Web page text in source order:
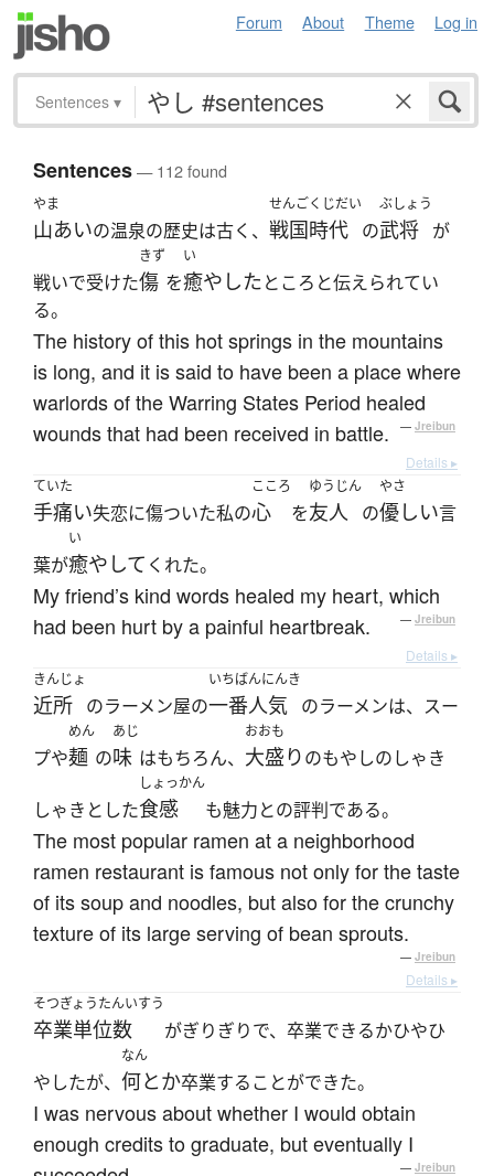
Forum About Theme Log in
Sentences ▾
Sentences— 112 found
やま
山あいの温泉の歴史は古く、
せんごくじだい
戦国時代 の
ぶしょう
武将 が
戦いで受けた
きず
傷 を
い
癒やしたところと伝えられてい
る。
The history of this hot springs in the mountains
is long, and it is said to have been a place where
warlords of the Warring States Period healed
wounds that had been received in battle.
— Jreibun
Details ▸
ていた
手痛い失恋に傷ついた私の
こころ
心 を
ゆうじん
友人 の
やさ
優しい言
葉が
い
癒やして くれた。
My friend’s kind words healed my heart, which
had been hurt by a painful heartbreak.
— Jreibun
Details ▸
きんじょ
近所 のラーメン屋の
いちばんにんき
一番人気 のラーメンは、スー
プや
めん
麺 の
あじ
味 はもちろん、
おおも
大盛りのもやしのしゃき
しゃきとした
しょっかん
食感 も魅力との評判である。
The most popular ramen at a neighborhood
ramen restaurant is famous not only for the taste
of its soup and noodles, but also for the crunchy
texture of its large serving of bean sprouts.
— Jreibun
Details ▸
そつぎょうたんいすう
卒業単位数 がぎりぎりで、卒業できるかひやひ
やしたが、
なん
何とか卒業することができた。
I was nervous about whether I would obtain
enough credits to graduate, but eventually I
— Jreibun